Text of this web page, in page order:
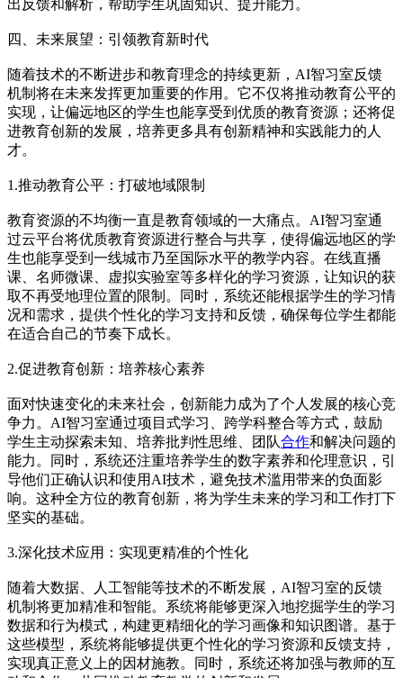
出反馈和解析，帮助学生巩固知识、提升能力。
四、未来展望：引领教育新时代
随着技术的不断进步和教育理念的持续更新，AI智习室反馈
机制将在未来发挥更加重要的作用。它不仅将推动教育公平的
实现，让偏远地区的学生也能享受到优质的教育资源；还将促
进教育创新的发展，培养更多具有创新精神和实践能力的人
才。
1.推动教育公平：打破地域限制
教育资源的不均衡一直是教育领域的一大痛点。AI智习室通
过云平台将优质教育资源进行整合与共享，使得偏远地区的学
生也能享受到一线城市乃至国际水平的教学内容。在线直播
课、名师微课、虚拟实验室等多样化的学习资源，让知识的获
取不再受地理位置的限制。同时，系统还能根据学生的学习情
况和需求，提供个性化的学习支持和反馈，确保每位学生都能
在适合自己的节奏下成长。
2.促进教育创新：培养核心素养
面对快速变化的未来社会，创新能力成为了个人发展的核心竞
争力。AI智习室通过项目式学习、跨学科整合等方式，鼓励
学生主动探索未知、培养批判性思维、团队合作和解决问题的
能力。同时，系统还注重培养学生的数字素养和伦理意识，引
导他们正确认识和使用AI技术，避免技术滥用带来的负面影
响。这种全方位的教育创新，将为学生未来的学习和工作打下
坚实的基础。
3.深化技术应用：实现更精准的个性化
随着大数据、人工智能等技术的不断发展，AI智习室的反馈
机制将更加精准和智能。系统将能够更深入地挖掘学生的学习
数据和行为模式，构建更精细化的学习画像和知识图谱。基于
这些模型，系统将能够提供更个性化的学习资源和反馈支持，
实现真正意义上的因材施教。同时，系统还将加强与教师的互